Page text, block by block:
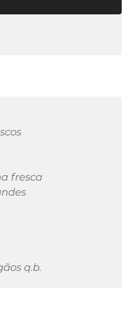
fresca
q.b.